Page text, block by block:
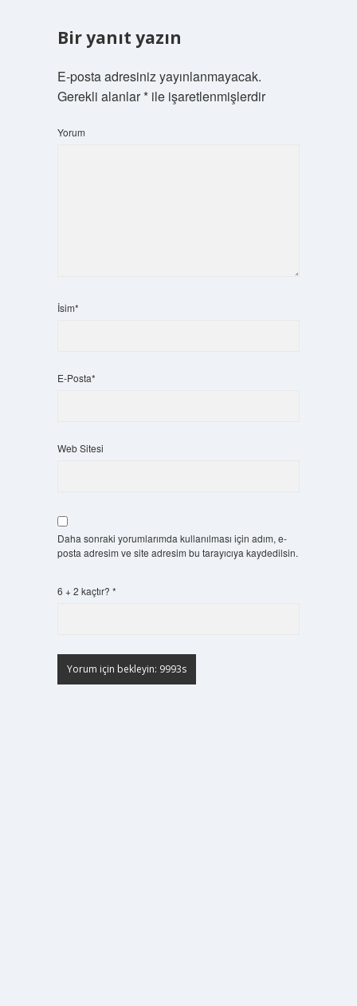
Bir yanıt yazın
E-posta adresiniz yayınlanmayacak.
Gerekli alanlar*ile işaretlenmişlerdir
Yorum
İsim*
E-Posta*
Web Sitesi
Daha sonraki yorumlarımda kullanılması için adım, e-
posta adresim ve site adresim bu tarayıcıya kaydedilsin.
6 + 2 kaçtır? *